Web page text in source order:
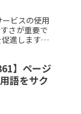
ビスの使用
さが重要で
進します。
】ページ
語をサク